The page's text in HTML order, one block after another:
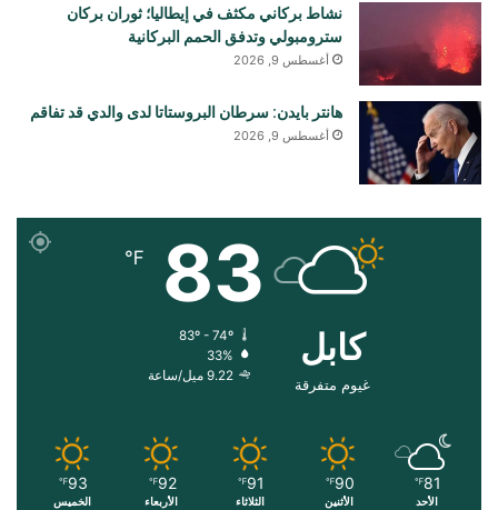
نشاط بركاني مكثف في إيطاليا؛ ثوران بركان
سترومبولي وتدفق الحمم البركانية
أغسطس 9, 2026
هانتر بايدن: سرطان البروستاتا لدى والدي قد تفاقم
أغسطس 9, 2026
کابل
غيوم متفرقة
83
℉
83º - 74º
33%
9.22 ميل/ساعة
81
℉
الأحد
90
℉
الأثنين
91
℉
الثلاثاء
92
℉
الأربعاء
93
℉
الخميس